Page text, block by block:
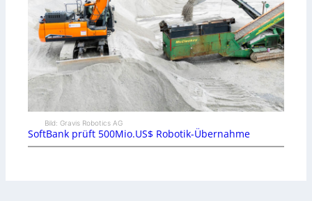
Bild: Gravis Robotics AG
SoftBank prüft 500Mio.US$ Robotik-Übernahme